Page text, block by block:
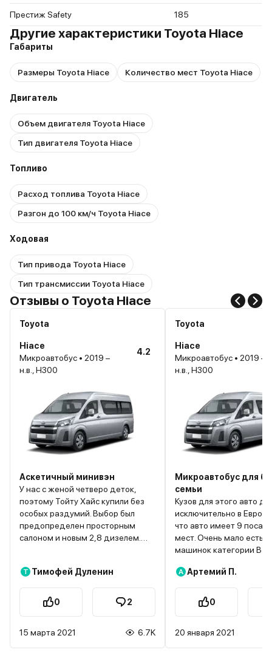
Престиж Safety 185
Другие характеристики Toyota Hiace
Габариты
Размеры Toyota Hiace Количество мест Toyota Hiace
Двигатель
Объем двигателя Toyota Hiace
Тип двигателя Toyota Hiace
Топливо
Расход топлива Toyota Hiace
Разгон до 100 км/ч Toyota Hiace
Ходовая
Тип привода Toyota Hiace
Тип трансмиссии Toyota Hiace
Отзывы о Toyota Hiace
Toyota
Hiace
Микроавтобус • 2019 –
н.в., H300
4.2
Аскетичный минивэн
У нас с женой четверо деток,
поэтому Тойту Хайс купили без
особых раздумий. Выбор был
предопределен просторным
салоном и новым 2,8 дизелем.
очень прочный . По остальному ну
что могу сказать? Машинка в
целом надежная и удобная.
Опции все стандартные и
фиксированные, допов нет.
Т Тимофей Дуленин
0 2
15 марта 2021 6.7K
Toyota
Hiace
Микроавтобус • 2019 –
н.в., H300
Микроавтобус для
семьи
Кузов для этого авто
исключительно в
что авто имеет 9
мест. Очень мало есть
машинок категории B.
атмосферный и
дизель. Убить мотор
невозможно, чем и
головку. К тому же
расположен глубоко. По
А Артемий П.
0
20 января 2021